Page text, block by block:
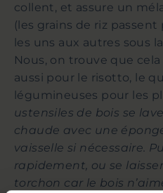
collent, et assure un
(les grains de riz passent
les uns aux autres sous
Nous, on trouve que
aussi pour le risotto, le
légumineuses pour les
ustensiles de bois se
chaude avec une
vaisselle si nécessaire.
rapidement, ou se
torchon car le bois